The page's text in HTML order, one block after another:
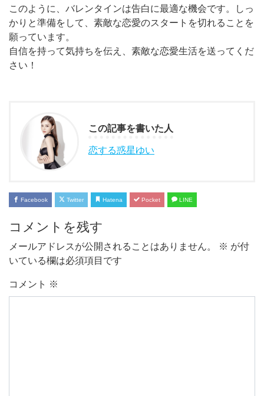
このように、バレンタインは告白に最適な機会です。しっ
かりと準備をして、素敵な恋愛のスタートを切れることを
願っています。
自信を持って気持ちを伝え、素敵な恋愛生活を送ってくだ
さい！
この記事を書いた人
恋する惑星ゆい
Facebook Twitter Hatena Pocket LINE
コメントを残す
メールアドレスが公開されることはありません。 ※ が付
いている欄は必須項目です
コメント ※